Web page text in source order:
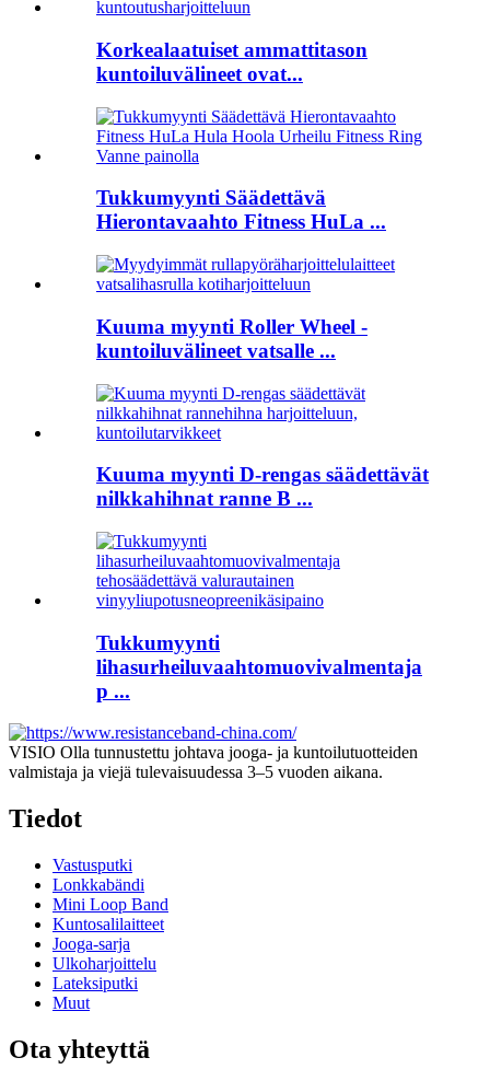
Korkealaatuiset ammattitason
kuntoiluvälineet ovat...
Tukkumyynti Säädettävä
Hierontavaahto Fitness HuLa ...
Kuuma myynti Roller Wheel -
kuntoiluvälineet vatsalle ...
Kuuma myynti D-rengas säädettävät
nilkkahihnat ranne B ...
Tukkumyynti
lihasurheiluvaahtomuovivalmentaja
p ...
VISIO Olla tunnustettu johtava jooga- ja kuntoilutuotteiden
valmistaja ja viejä tulevaisuudessa 3–5 vuoden aikana.
Tiedot
Vastusputki
Lonkkabändi
Mini Loop Band
Kuntosalilaitteet
Jooga-sarja
Ulkoharjoittelu
Lateksiputki
Muut
Ota yhteyttä